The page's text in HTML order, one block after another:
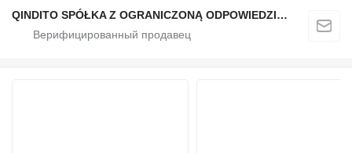
QINDITO SPÓŁKA Z OGRANICZONĄ ODPOWIEDZIALNOŚCIĄ